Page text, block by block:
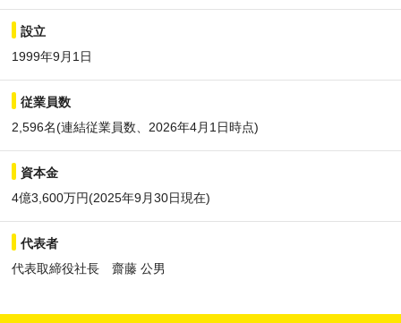
設立
1999年9月1日
従業員数
2,596名(連結従業員数、2026年4月1日時点)
資本金
4億3,600万円(2025年9月30日現在)
代表者
代表取締役社長 齋藤 公男